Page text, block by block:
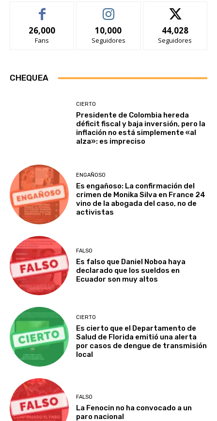
26,000
Fans
10,000
Seguidores
44,028
Seguidores
CHEQUEA
CIERTO
Presidente de Colombia hereda
déficit fiscal y baja inversión, pero la
inflación no está simplemente «al
alza»: es impreciso
ENGAÑOSO
Es engañoso: La confirmación del
crimen de Monika Silva en France 24
vino de la abogada del caso, no de
activistas
FALSO
Es falso que Daniel Noboa haya
declarado que los sueldos en
Ecuador son muy altos
CIERTO
Es cierto que el Departamento de
Salud de Florida emitió una alerta
por casos de dengue de transmisión
local
FALSO
La Fenocin no ha convocado a un
paro nacional